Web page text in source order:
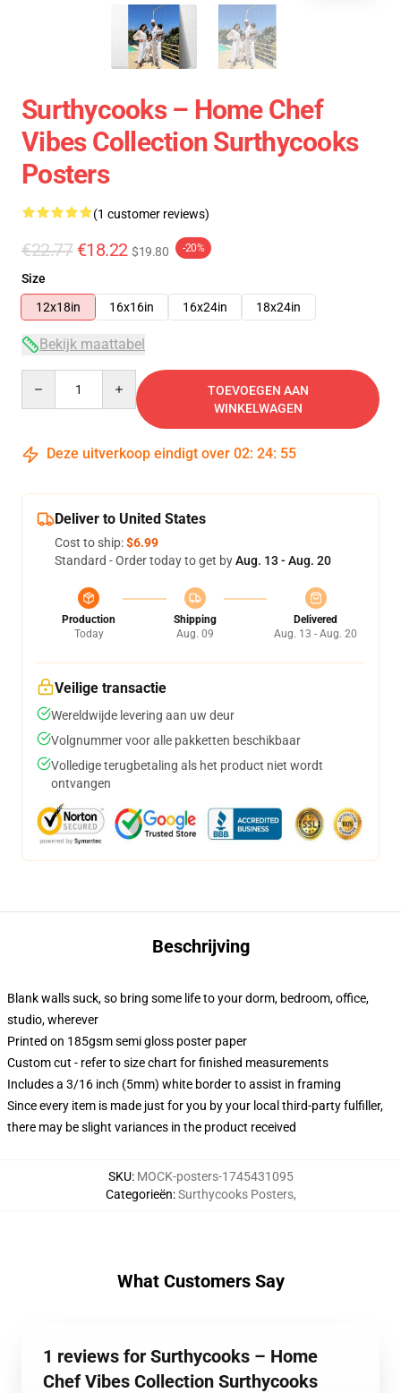
Surthycooks – Home Chef
Vibes Collection Surthycooks
Posters
(1 customer reviews)
€22.77 €18.22 $19.80 -20%
Size
12x18in
16x16in 16x24in 18x24in
Bekijk maattabel
TOEVOEGEN AAN
WINKELWAGEN
Deze uitverkoop eindigt over 02: 24: 54
Deliver to United States
Cost to ship:$6.99
Standard - Order today to get byAug. 13 - Aug. 20
Production
Today
Shipping
Aug. 09
Delivered
Aug. 13 - Aug. 20
Veilige transactie
Wereldwijde levering aan uw deur
Volgnummer voor alle pakketten beschikbaar
Volledige terugbetaling als het product niet wordt
ontvangen
Beschrijving
Blank walls suck, so bring some life to your dorm, bedroom, office,
studio, wherever
Printed on 185gsm semi gloss poster paper
Custom cut - refer to size chart for finished measurements
Includes a 3/16 inch (5mm) white border to assist in framing
Since every item is made just for you by your local third-party fulfiller,
there may be slight variances in the product received
SKU: MOCK-posters-1745431095
Categorieën:Surthycooks Posters,
What Customers Say
1 reviews for Surthycooks – Home
Chef Vibes Collection Surthycooks